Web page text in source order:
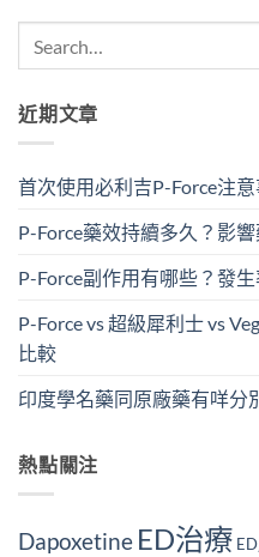
近期文章
首次使用必利吉P-Force注
P-Force藥效持續多久？影
P-Force副作用有哪些？發
P-Force vs 超級犀利士 vs
比較
印度學名藥同原廠藥有咩分
熱點關注
Dapoxetine ED治療